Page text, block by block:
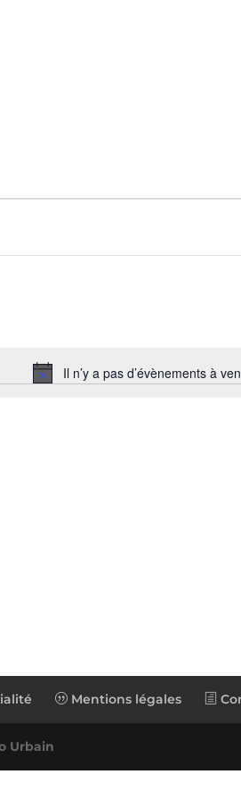
Notice
Il n’y a pas d’évènements à
Mentions légales
Urbain